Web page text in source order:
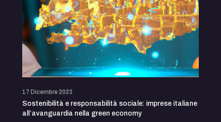
17 Dicembre 2023
Sostenibilità e responsabilità sociale: imprese italiane
all’avanguardia nella green economy